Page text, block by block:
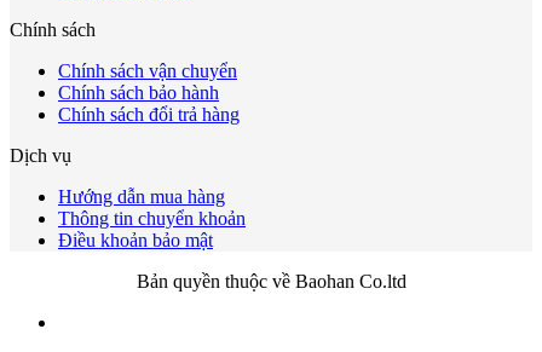
Chính sách
Chính sách vận chuyển
Chính sách bảo hành
Chính sách đổi trả hàng
Dịch vụ
Hướng dẫn mua hàng
Thông tin chuyển khoản
Điều khoản bảo mật
Bản quyền thuộc về Baohan Co.ltd